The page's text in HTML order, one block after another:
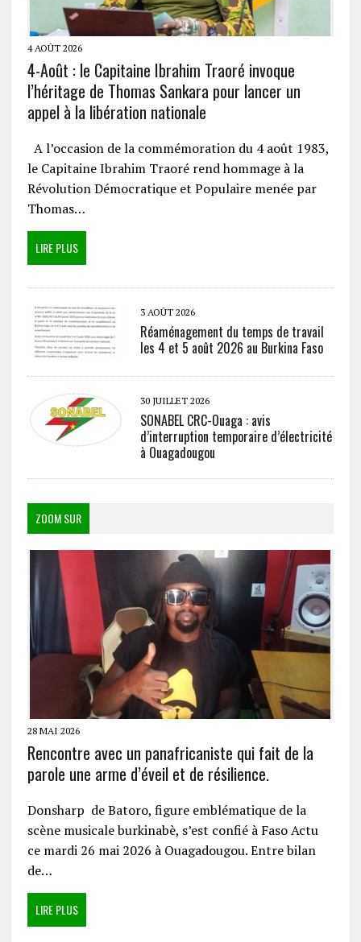
4 AOÛT 2026
4-Août : le Capitaine Ibrahim Traoré invoque
l’héritage de Thomas Sankara pour lancer un
appel à la libération nationale
A l’occasion de la commémoration du 4 août 1983,
le Capitaine Ibrahim Traoré rend hommage à la
Révolution Démocratique et Populaire menée par
Thomas…
LIRE PLUS
3 AOÛT 2026
Réaménagement du temps de travail
les 4 et 5 août 2026 au Burkina Faso
30 JUILLET 2026
SONABEL CRC-Ouaga : avis
d’interruption temporaire d’électricité
à Ouagadougou
ZOOM SUR
28 MAI 2026
Rencontre avec un panafricaniste qui fait de la
parole une arme d’éveil et de résilience.
Donsharp de Batoro, figure emblématique de la
scène musicale burkinabè, s’est confié à Faso Actu
ce mardi 26 mai 2026 à Ouagadougou. Entre bilan
de…
LIRE PLUS